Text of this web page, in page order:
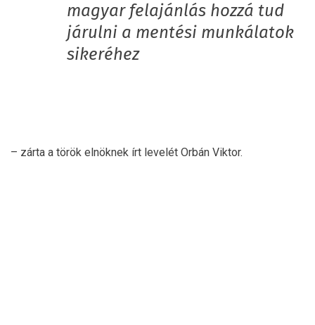
magyar felajánlás hozzá tud
járulni a mentési munkálatok
sikeréhez
– zárta a török elnöknek írt levelét Orbán Viktor.